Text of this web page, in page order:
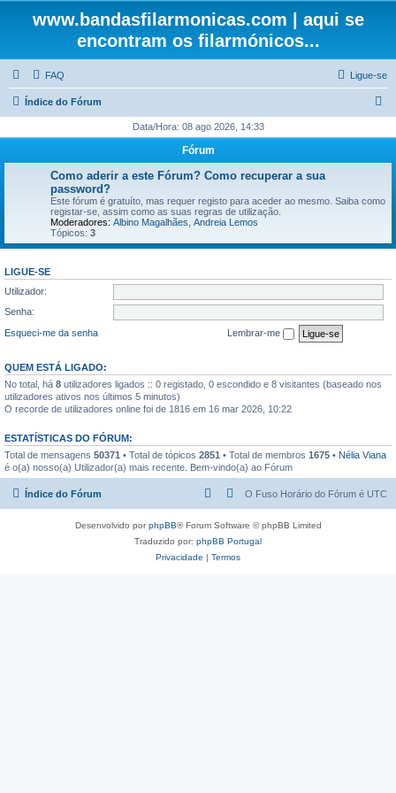
www.bandasfilarmonicas.com | aqui se
encontram os filarmónicos...
FAQ Ligue-se
Índice do Fórum
q
a
Data/Hora: 08 ago 2026, 14:33
Fórum
Como aderir a este Fórum? Como recuperar a sua
password?
Este fórum é gratuíto, mas requer registo para aceder ao mesmo. Saiba como
registar-se, assim como as suas regras de utilização.
Moderadores: Albino Magalhães Andreia Lemos
Tópicos: 3
LIGUE-SE
Utilizador:
Senha:
Esqueci-me da senha
Lembrar-me
QUEM ESTÁ LIGADO:
No total, há 8 utilizadores ligados :: 0 registado, 0 escondido e 8 visitantes (baseado nos
utilizadores ativos nos últimos 5 minutos)
O recorde de utilizadores online foi de 1816 em 16 mar 2026, 10:22
ESTATÍSTICAS DO FÓRUM:
Total de mensagens 50371 • Total de tópicos 2851 • Total de membros 1675 • Nélia Viana
é o(a) nosso(a) Utilizador(a) mais recente. Bem-vindo(a) ao Fórum
Índice do Fórum O Fuso Horário do Fórum é UTC
Desenvolvido porphpBB® Forum Software © phpBB Limited
Traduzido por: phpBB Portugal
Privacidade | Termos